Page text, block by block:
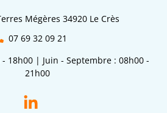
Mégères 34920 Le Crès
07 69 32 09 21
- 18h00 | Juin - Septembre : 08h00 -
21h00